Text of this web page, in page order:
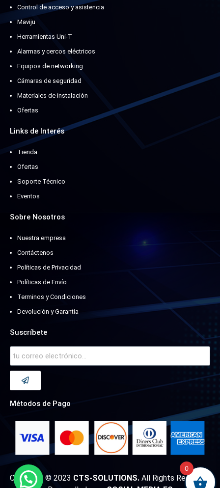
Control de acceso y asistencia
Maviju
Herramientas Uni-T
Alarmas y cercos eléctricos
Equipos de networking
Cámaras de seguridad
Materiales de instalación
Ofertas
Links de Interés
Tienda
Ofertas
Soporte Técnico
Eventos
Sobre Nosotros
Nuestra empresa
Contáctenos
Políticas de Privacidad
Políticas de Envío
Terminos y Condiciones
Devolución y Garantía
Suscríbete
Métodos de Pago
Copyright © 2023 CTS-SOLUTIONS.All Rights Reserved.
0